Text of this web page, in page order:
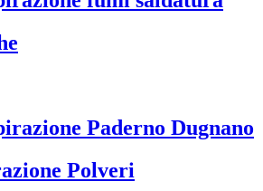
Paderno Dugnano
Polveri